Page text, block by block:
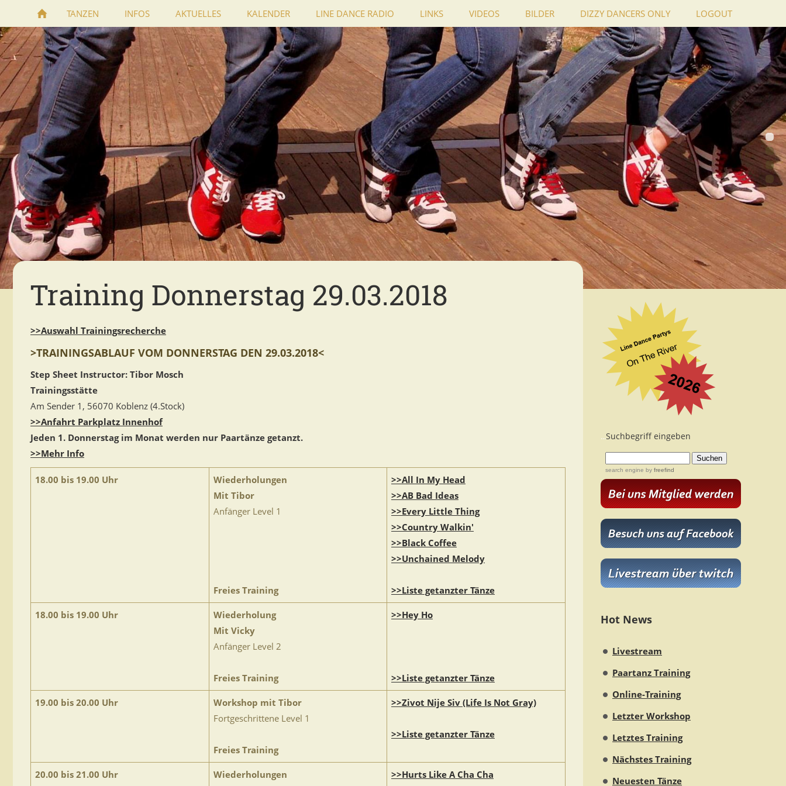
TANZEN INFOS AKTUELLES KALENDER LINE DANCE RADIO LINKS VIDEOS BILDER DIZZY DANCERS ONLY LOGOUT
Training Donnerstag 29.03.2018
>>Auswahl Trainingsrecherche
>TRAININGSABLAUF VOM DONNERSTAG DEN 29.03.2018<
Step Sheet Instructor: Tibor Mosch
Trainingsstätte
Am Sender 1, 56070 Koblenz (4.Stock)
>>Anfahrt Parkplatz Innenhof
Jeden 1. Donnerstag im Monat werden nur Paartänze getanzt.
>>Mehr Info
18.00 bis 19.00 Uhr
Wiederholungen
Mit Tibor
Anfänger Level 1
Freies Training
>>All In My Head
>>AB Bad Ideas
>>Every Little Thing
>>Country Walkin'
>>Black Coffee
>>Unchained Melody
>>Liste getanzter Tänze
18.00 bis 19.00 Uhr
Wiederholung
Mit Vicky
Anfänger Level 2
Freies Training
>>Hey Ho
>>Liste getanzter Tänze
19.00 bis 20.00 Uhr
Workshop mit Tibor
Fortgeschrittene Level 1
Freies Training
>>Zivot Nije Siv (Life Is Not Gray)
>>Liste getanzter Tänze
20.00 bis 21.00 Uhr
Wiederholungen
>>Hurts Like A Cha Cha
...Suchbegriff eingeben
search engine by freefind
Hot News
Livestream
Paartanz Training
Online-Training
Letzter Workshop
Letztes Training
Nächstes Training
Neuesten Tänze